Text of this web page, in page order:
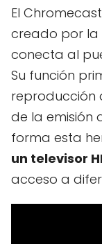
El
creado por la
conecta al
Su función
reproducción
de la emisión
forma esta
un televisor
acceso a